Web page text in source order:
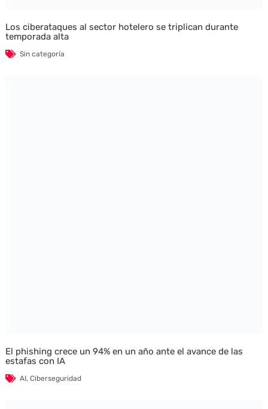
Los ciberataques al sector hotelero se triplican durante
temporada alta
Sin categoría
El phishing crece un 94% en un año ante el avance de las
estafas con IA
AI, Ciberseguridad